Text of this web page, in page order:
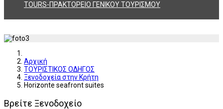
TOURS-ΠΡΑΚΤΟΡΕΙΟ ΓΕΝΙΚΟΥ ΤΟΥΡΙΣΜΟΥ
Αρχική
ΤΟΥΡΙΣΤΙΚΟΣ ΟΔΗΓΟΣ
Ξενοδοχεία στην Κρήτη
Horizonte seafront suites
Βρείτε Ξενοδοχείο